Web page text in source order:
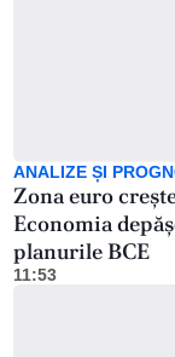
ANALIZE ȘI
Zona euro
Economia
planurile BCE
11:53